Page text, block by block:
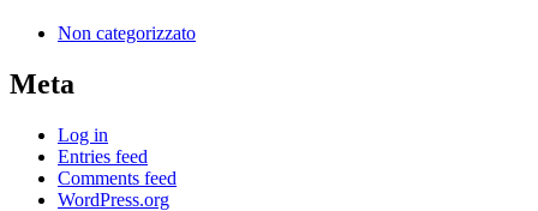
Non categorizzato
Meta
Log in
Entries feed
Comments feed
WordPress.org